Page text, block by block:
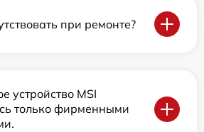
при ремонте?
устройство MSI
только фирменными